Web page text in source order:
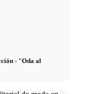
- "Oda al